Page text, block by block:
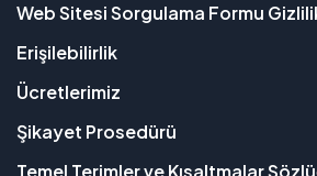
Web Sitesi Sorgulama Formu
Erişilebilirlik
Ücretlerimiz
Şikayet Prosedürü
Temel Terimler ve Kısaltmalar